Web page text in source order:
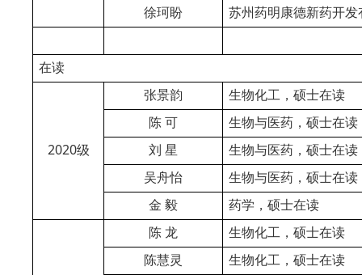
徐珂盼
苏州药明康德新药开发
在读
2020级
张景韵
生物化工，硕士在读
陈 可
生物与医药，硕士在读
刘 星
生物与医药，硕士在读
吴舟怡
生物与医药，硕士在读
金 毅 药学，硕士在读
陈 龙
生物化工，硕士在读
陈慧灵
生物化工，硕士在读